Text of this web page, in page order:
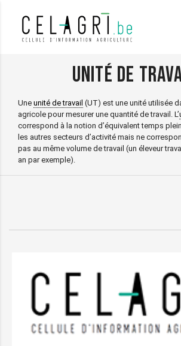
Unité de
Une unité de travail (UT) est une unité utilisée
agricole pour mesurer une quantité de travail. L’
correspond à la notion d’équivalent temps
les autres secteurs d’activité mais ne
pas au même volume de travail (un éleveur
an par exemple).